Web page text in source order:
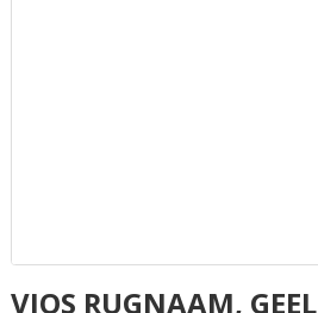
VIOS RUGNAAM, GEEL